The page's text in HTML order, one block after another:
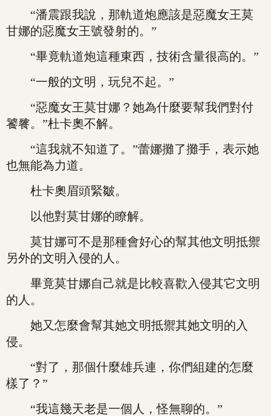
“潘震跟我說，那軌道炮應該是惡魔女王莫
甘娜的惡魔女王號發射的。”
“畢竟軌道炮這種東西，技術含量很高的。”
“一般的文明，玩兒不起。”
“惡魔女王莫甘娜？她為什麼要幫我們對付
饕餮。”杜卡奧不解。
“這我就不知道了。”蕾娜攤了攤手，表示她
也無能為力道。
杜卡奧眉頭緊皺。
以他對莫甘娜的瞭解。
莫甘娜可不是那種會好心的幫其他文明抵禦
另外的文明入侵的人。
畢竟莫甘娜自己就是比較喜歡入侵其它文明
的人。
她又怎麼會幫其她文明抵禦其她文明的入
侵。
“對了，那個什麼雄兵連，你們組建的怎麼
樣了？”
“我這幾天老是一個人，怪無聊的。”